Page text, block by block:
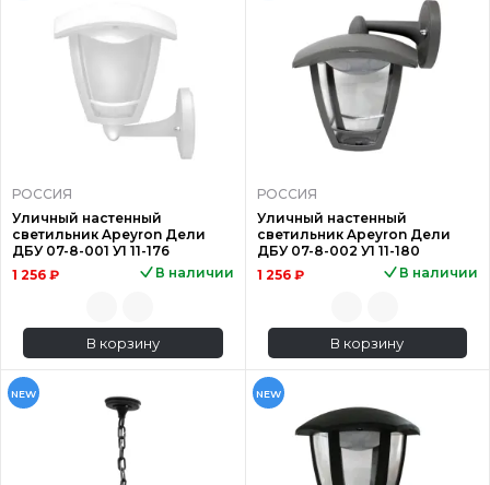
РОССИЯ
Уличный настенный
светильник Apeyron Дели
ДБУ 07-8-001 У1 11-176
1 256 ₽
В наличии
В корзину
РОССИЯ
Уличный настенный
светильник Apeyron Дели
ДБУ 07-8-002 У1 11-180
1 256 ₽
В наличии
В корзину
NEW NEW